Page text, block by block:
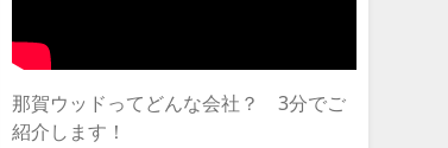
那賀ウッドってどんな会社？ 3分でご
紹介します！